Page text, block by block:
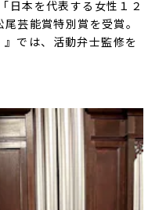
日本を代表する女性１２
芸能賞特別賞を受賞。
では、活動弁士監修を